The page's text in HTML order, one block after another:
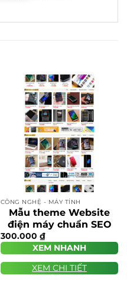
CÔNG NGHỆ - MÁY TÍNH
Mẫu theme Website
điện máy chuẩn SEO
300.000 ₫
XEM NHANH
XEM CHI TIẾT